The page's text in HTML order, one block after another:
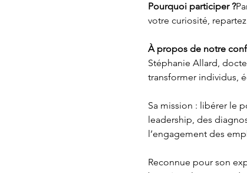
Pourquoi participer ?
votre curiosité,
À propos de notre
Stéphanie Allard,
transformer individus,
Sa mission : libérer le
leadership, des
l’engagement des
Reconnue pour son